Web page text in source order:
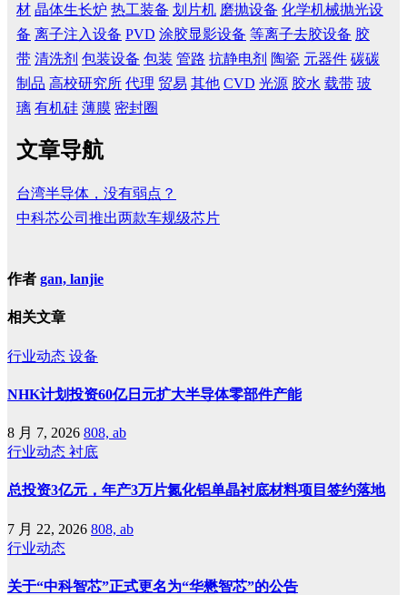
材 晶体生长炉 热工装备 划片机 磨抛设备 化学机械抛光设
备 离子注入设备 PVD 涂胶显影设备 等离子去胶设备 胶
带 清洗剂 包装设备 包装 管路 抗静电剂 陶瓷 元器件 碳碳
制品 高校研究所 代理 贸易 其他 CVD 光源 胶水 载带 玻
璃 有机硅 薄膜 密封圈
文章导航
台湾半导体，没有弱点？
中科芯公司推出两款车规级芯片
作者 gan, lanjie
相关文章
行业动态 设备
NHK计划投资60亿日元扩大半导体零部件产能
8 月 7, 2026 808, ab
行业动态 衬底
总投资3亿元，年产3万片氮化铝单晶衬底材料项目签约落地
7 月 22, 2026 808, ab
行业动态
关于“中科智芯”正式更名为“华懋智芯”的公告